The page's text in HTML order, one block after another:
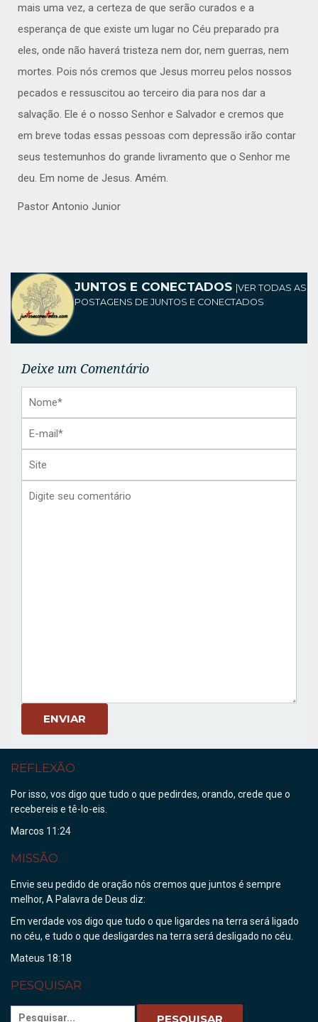
mais uma vez, a certeza de que serão curados e a
esperança de que existe um lugar no Céu preparado pra
eles, onde não haverá tristeza nem dor, nem guerras, nem
mortes. Pois nós cremos que Jesus morreu pelos nossos
pecados e ressuscitou ao terceiro dia para nos dar a
salvação. Ele é o nosso Senhor e Salvador e cremos que
em breve todas essas pessoas com depressão irão contar
seus testemunhos do grande livramento que o Senhor me
deu. Em nome de Jesus. Amém.
Pastor Antonio Junior
JUNTOS E CONECTADOS VER TODAS AS
POSTAGENS DE JUNTOS E CONECTADOS
Deixe um Comentário
Nome*
E-
mail*
Site
Comentário
REFLEXÃO
Por isso, vos digo que tudo o que pedirdes, orando, crede que o
recebereis e tê-lo-eis.
Marcos 11:24
MISSÃO
Envie seu pedido de oração nós cremos que juntos é sempre
melhor, A Palavra de Deus diz:
Em verdade vos digo que tudo o que ligardes na terra será ligado
no céu, e tudo o que desligardes na terra será desligado no céu.
Mateus 18:18
PESQUISAR
Buscar
PESQUISAR